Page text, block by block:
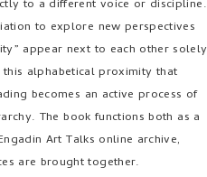
to a different voice or discipline.
to explore new perspectives
appear next to each other solely
alphabetical proximity that
becomes an active process of
The book functions both as a
Art Talks online archive,
are brought together.